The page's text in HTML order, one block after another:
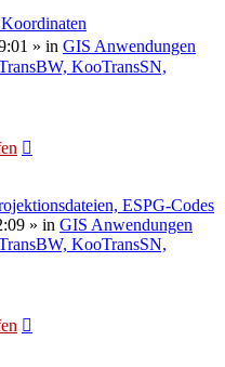
» in GIS Anwendungen
KooTransSN,
ESPG-Codes
» in GIS Anwendungen
KooTransSN,